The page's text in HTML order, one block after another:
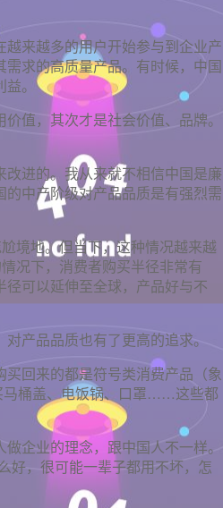
来越多的用户开始参与到企业产
求的高质量产品。有时候，中国
。
值，其次才是社会价值、品牌。
进的。我从来就不相信中国是廉
中产阶级对产品品质是有强烈需
境地。但当下，这种情况越来越
况下，消费者购买半径非常有
可以延伸至全球，产品好与不
产品品质也有了更高的追求。
回来的都是符号类消费产品（象
马桶盖、电饭锅、口罩……这些都
企业的理念，跟中国人不一样。
好，很可能一辈子都用不坏，怎